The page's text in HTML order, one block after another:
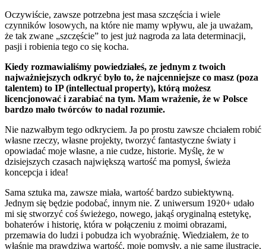
Oczywiście, zawsze potrzebna jest masa szczęścia i wiele
czynników losowych, na które nie mamy wpływu, ale ja uważam,
że tak zwane „szczęście” to jest już nagroda za lata determinacji,
pasji i robienia tego co się kocha.
Kiedy rozmawialiśmy powiedziałeś, ze jednym z twoich
najważniejszych odkryć było to, że najcenniejsze co masz (poza
talentem) to IP (intellectual property), którą możesz
licencjonować i zarabiać na tym. Mam wrażenie, że w Polsce
bardzo mało twórców to nadal rozumie.
Nie nazwałbym tego odkryciem. Ja po prostu zawsze chciałem robić
własne rzeczy, własne projekty, tworzyć fantastyczne światy i
opowiadać moje własne, a nie cudze, historie. Myślę, że w
dzisiejszych czasach największą wartość ma pomysł, świeża
koncepcja i idea!
Sama sztuka ma, zawsze miała, wartość bardzo subiektywną.
Jednym się będzie podobać, innym nie. Z uniwersum 1920+ udało
mi się stworzyć coś świeżego, nowego, jakąś oryginalną estetykę,
bohaterów i historię, która w połączeniu z moimi obrazami,
przemawia do ludzi i pobudza ich wyobraźnię. Wiedziałem, że to
właśnie ma prawdziwą wartość, moje pomysły, a nie same ilustracje,